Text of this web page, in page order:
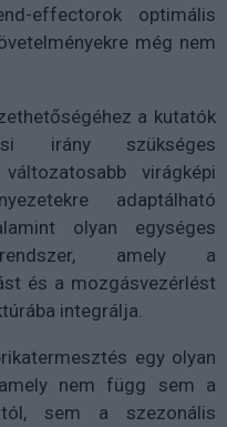
effectorok optimális
még nem
a kutatók
irány szükséges
virágképi
adaptálható
olyan egységes
amely a
és a mozgásvezérlést
integrálja.
egy olyan
nem függ sem a
sem a szezonális